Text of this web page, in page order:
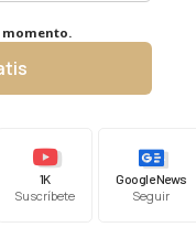
momento.
1K
Suscríbete
Google News
Seguir